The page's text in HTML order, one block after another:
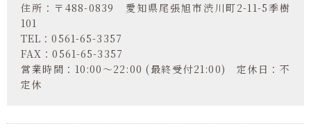
住所：〒488-0839 愛知県尾張旭市渋川町2-11-5季樹
101
TEL：0561-65-3357
FAX：0561-65-3357
営業時間：10:00～22:00 (最終受付21:00) 定休日：不
定休